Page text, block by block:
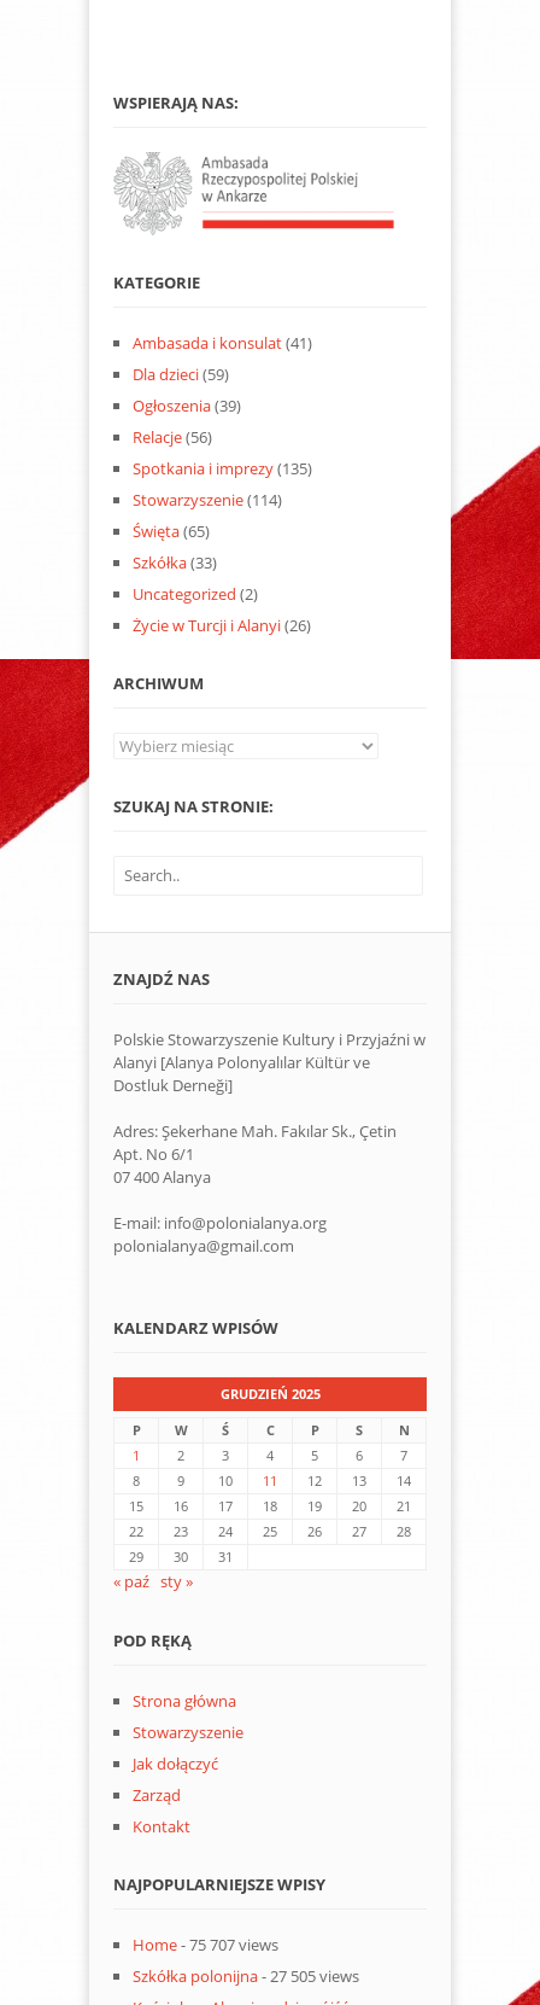
WSPIERAJĄ NAS:
KATEGORIE
Ambasada i konsulat(41)
Dla dzieci(59)
Ogłoszenia(39)
Relacje(56)
Spotkania i imprezy(135)
Stowarzyszenie(114)
Święta(65)
Szkółka(33)
Uncategorized (2)
Życie w Turcji i Alanyi(26)
ARCHIWUM
Archiwum
SZUKAJ NA STRONIE:
ZNAJDŹ NAS
Polskie Stowarzyszenie Kultury i Przyjaźni w
Alanyi [Alanya Polonyalılar Kültür ve
Dostluk Derneği]
Adres: Şekerhane Mah. Fakılar Sk., Çetin
Apt. No 6/1
07 400 Alanya
E-mail: info@polonialanya.org
polonialanya@gmail.com
KALENDARZ WPISÓW
GRUDZIEŃ 2025
P
W Ś C P S
N
1
2 3 4 5 6
7
8
9 10 11 12 13
14
15
16 17 18 19 20
21
22
23 24 25 26 27
28
29
30 31
« paź sty »
POD RĘKĄ
Strona główna
Stowarzyszenie
Jak dołączyć
Zarząd
Kontakt
NAJPOPULARNIEJSZE WPISY
Home- 75 707 views
Szkółka polonijna- 27 505 views